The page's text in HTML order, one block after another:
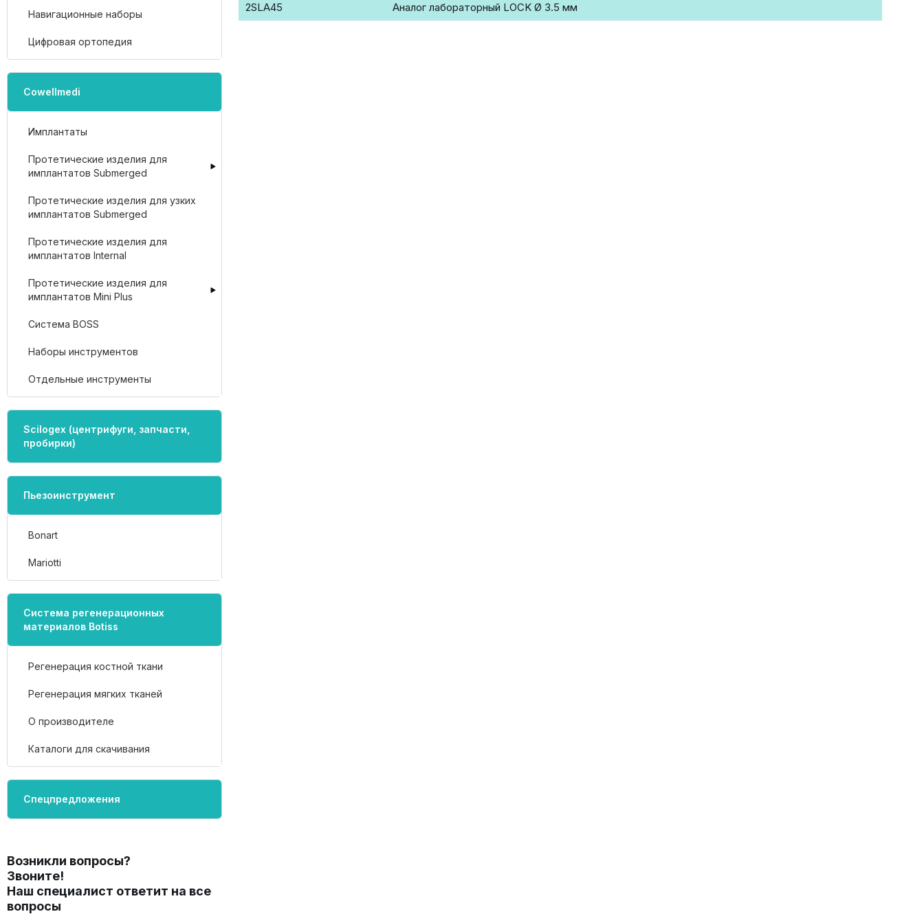
Навигационные наборы
Цифровая ортопедия
Cowellmedi
Имплантаты
Протетические изделия для
имплантатов Submerged
Протетические изделия для узких
имплантатов Submerged
Протетические изделия для
имплантатов Internal
Протетические изделия для
имплантатов Mini Plus
Система BOSS
Наборы инструментов
Отдельные инструменты
Scilogex (центрифуги, запчасти,
пробирки)
Пьезоинструмент
Bonart
Mariotti
Система регенерационных
материалов Botiss
Регенерация костной ткани
Регенерация мягких тканей
О производителе
Каталоги для скачивания
Спецпредложения
Возникли вопросы?
Звоните!
Наш специалист ответит на все
вопросы
2SLA45 Аналог лабораторный LOCK Ø 3.5 мм